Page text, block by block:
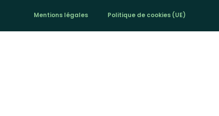
Mentions légales Politique de cookies (UE)